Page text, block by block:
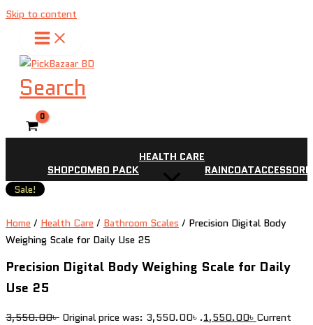
Skip to content
Search
SHOPCOMBO PACK
HEALTH CARE
RAINCOAT
Sale!
Home / Health Care / Bathroom Scales / Precision Digital Body
Weighing Scale for Daily Use 25
Precision Digital Body Weighing Scale for Daily
Use 25
3,550.00৳ Original price was: 3,550.00৳ .1,550.00৳ Current